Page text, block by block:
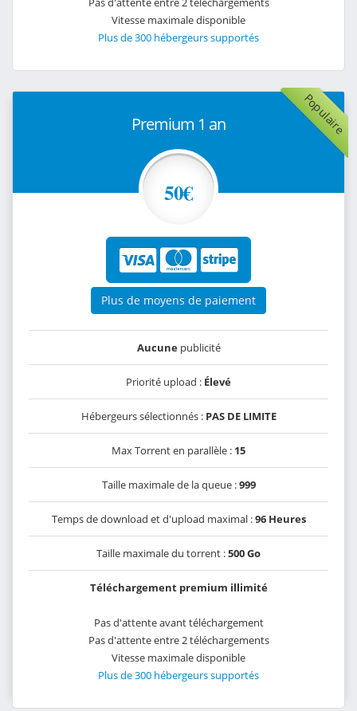
Vitesse maximale disponible
Plus de 300 hébergeurs supportés
Populaire
Premium 1 an
50€
Plus de moyens de paiement
Aucunepublicité
Priorité upload : Élevé
Hébergeurs sélectionnés : PAS DE LIMITE
Max Torrent en parallèle : 15
Taille maximale de la queue :999
Temps de download et d'upload maximal :96 Heures
Taille maximale du torrent :500 Go
Téléchargement premium illimité
Pas d'attente avant téléchargement
Pas d'attente entre 2 téléchargements
Vitesse maximale disponible
Plus de 300 hébergeurs supportés